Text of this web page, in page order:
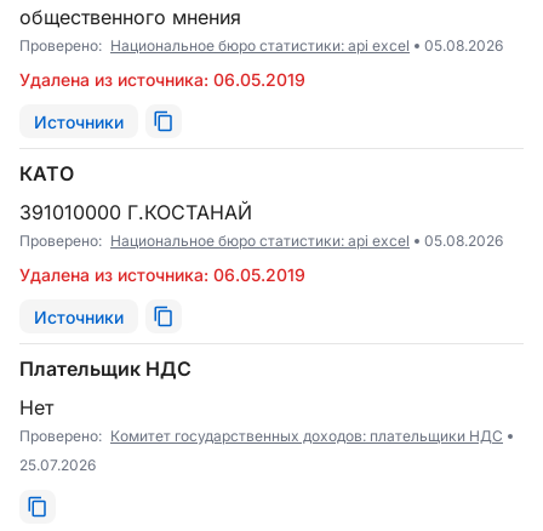
общественного мнения
Проверено: Национальное бюро статистики: api excel 05.08.2026
Удалена из источника: 06.05.2019
Источники
КАТО
391010000 Г.КОСТАНАЙ
Проверено: Национальное бюро статистики: api excel 05.08.2026
Удалена из источника: 06.05.2019
Источники
Плательщик НДС
Нет
Проверено: Комитет государственных доходов: плательщики НДС
25.07.2026